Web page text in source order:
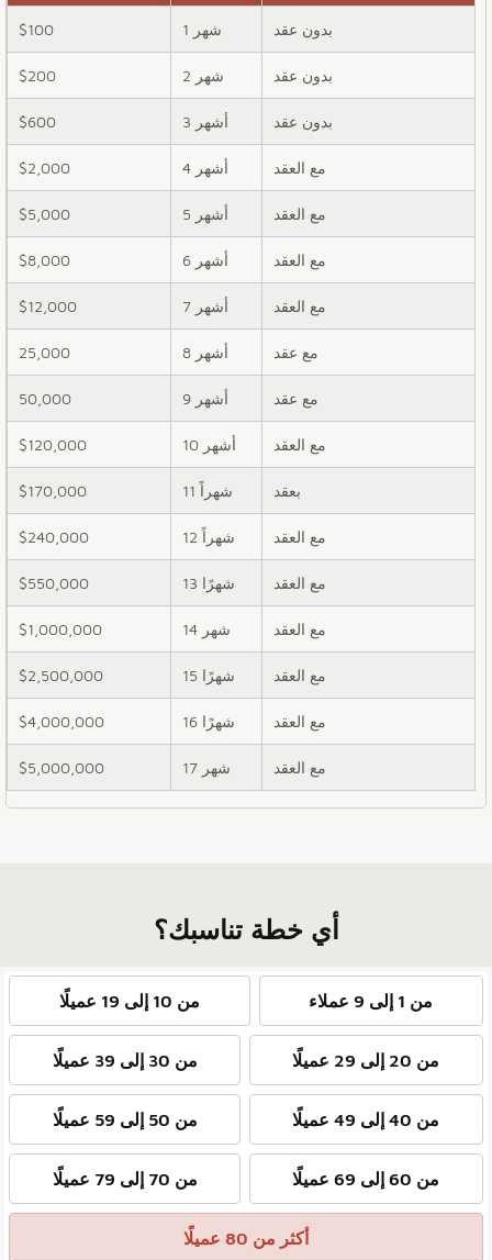
$100 1 شهر بدون عقد
$200 2 شهر بدون عقد
$600 3 أشهر بدون عقد
$2,000 4 أشهر مع العقد
$5,000 5 أشهر مع العقد
$8,000 6 أشهر مع العقد
$12,000 7 أشهر مع العقد
25,000 8 أشهر مع عقد
50,000 9 أشهر مع عقد
$120,000 10 أشهر مع العقد
$170,000 11 شهراً بعقد
$240,000 12 شهراً مع العقد
$550,000 13 شهرًا مع العقد
$1,000,000 14 شهر مع العقد
$2,500,000 15 شهرًا مع العقد
$4,000,000 16 شهرًا مع العقد
$5,000,000 17 شهر مع العقد
أي خطة تناسبك؟
من 1 إلى 9 عملاء من 10 إلى 19 عميلًا
من 20 إلى 29 عميلًا من 30 إلى 39 عميلًا
من 40 إلى 49 عميلًا من 50 إلى 59 عميلًا
من 60 إلى 69 عميلًا من 70 إلى 79 عميلًا
أكثر من 80 عميلًا